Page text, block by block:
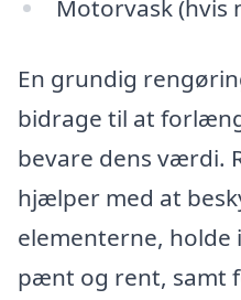
Motorvask (hvis
En grundig
bidrage til at
bevare dens værdi.
hjælper med at
elementerne,
pænt og rent, samt